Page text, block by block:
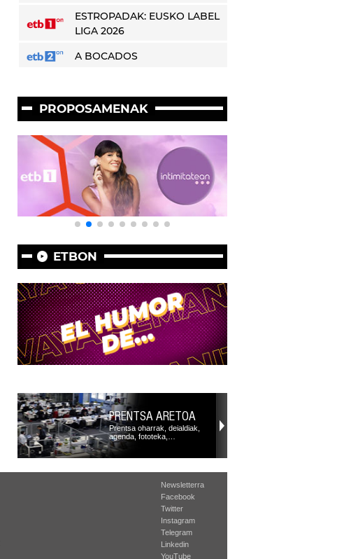
ESTROPADAK: EUSKO LABEL
LIGA 2026
A BOCADOS
PROPOSAMENAK
ETBON
PRENTSA ARETOA
Prentsa oharrak, deialdiak,
agenda, fototeka,…
Newsletterra
Facebook
Twitter
Instagram
Telegram
Linkedin
YouTube